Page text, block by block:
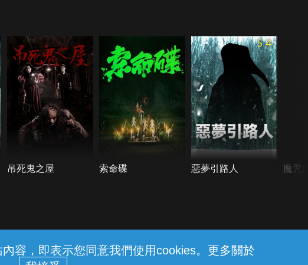
容，即表示您同意我們使用cookies。更多關於
吊死鬼之屋 索命碟
5.4
惡夢引路人 魔咒